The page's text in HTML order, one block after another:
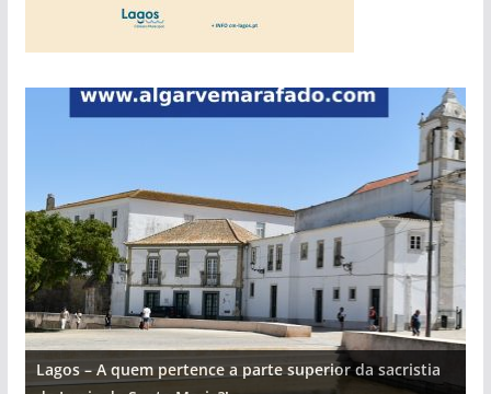
Lagos – A quem pertence a parte superior da sacristia